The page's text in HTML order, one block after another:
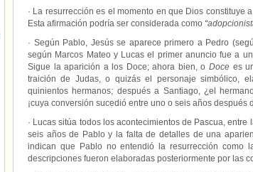
· La resurrección es el momento en que Dios constituye
Esta afirmación podría ser considerada como
· Según Pablo, Jesús se aparece primero a Pedro
según Marcos Mateo y Lucas el primer anuncio fue a
Sigue la aparición a los Doce; ahora bien, o Docees
traición de Judas, o quizás el personaje simbólico,
quinientos hermanos; después a Santiago, ¿el
¡cuya conversión sucedió entre uno o seis años después
· Lucas sitúa todos los acontecimientos de Pascua,
seis años de Pablo y la falta de detalles de una
indican que Pablo no entendió la resurrección como
descripciones fueron elaboradas posteriormente por las